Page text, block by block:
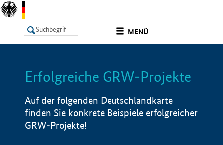
MENÜ
LISTE Info
Erfolgreiche GRW-Projekte
Auf der folgenden Deutschlandkarte
finden Sie konkrete Beispiele erfolgreicher
GRW-Projekte!